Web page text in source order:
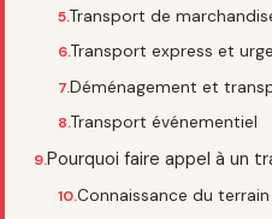
Transport de
Transport express et
Déménagement et
Transport événementiel
Pourquoi faire appel à un
Connaissance du terrain